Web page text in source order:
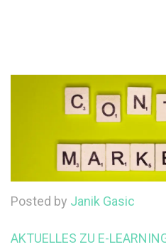
Posted by Janik Gasic
AKTUELLES ZU E-